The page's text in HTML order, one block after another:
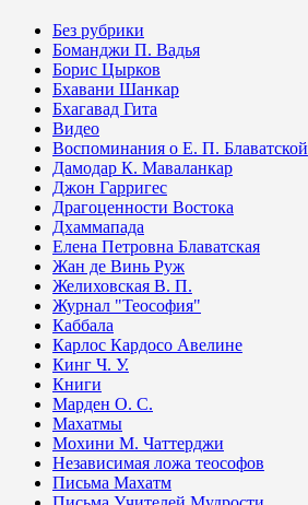
Без рубрики
Боманджи П. Вадья
Борис Цырков
Бхавани Шанкар
Бхагавад Гита
Видео
Воспоминания о Е. П. Блаватской
Дамодар К. Маваланкар
Джон Гарригес
Драгоценности Востока
Дхаммапада
Елена Петровна Блаватская
Жан де Винь Руж
Желиховская В. П.
Журнал "Теософия"
Каббала
Карлос Кардосо Авелине
Кинг Ч. У.
Книги
Марден О. С.
Махатмы
Мохини М. Чаттерджи
Независимая ложа теософов
Письма Махатм